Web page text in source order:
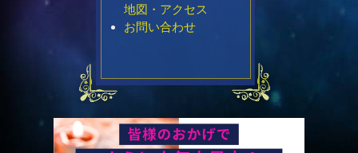
地図・アクセス
お問い合わせ